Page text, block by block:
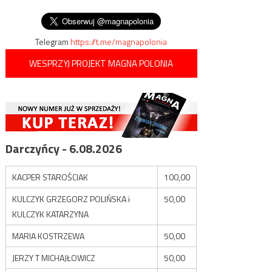
Telegramhttps://t.me/magnapolonia
WESPRZYJ PROJEKT MAGNA POLONIA
Darczyńcy - 6.08.2026
KACPER STAROŚCIAK
100,00
KULCZYK GRZEGORZ POLIŃSKA i
KULCZYK KATARZYNA
50,00
MARIA KOSTRZEWA
50,00
JERZY T MICHAJŁOWICZ
50,00